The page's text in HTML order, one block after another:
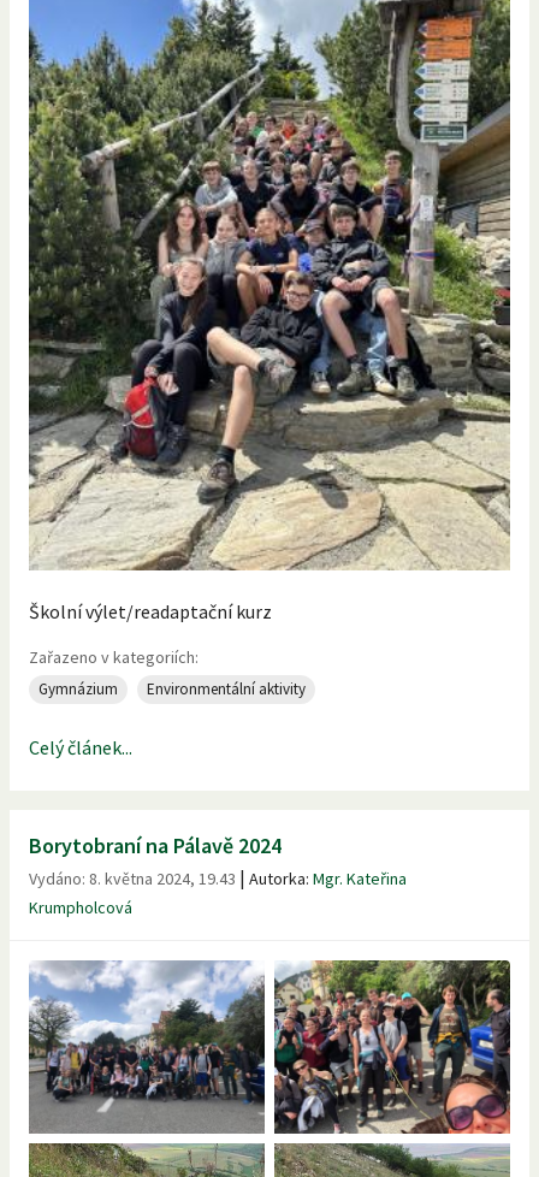
Školní výlet/readaptační kurz
Zařazeno v kategoriích:
Gymnázium Environmentální aktivity
Celý článek...
Borytobraní na Pálavě 2024
Vydáno: 8. května 2024, 19.43 | Autorka: Mgr. Kateřina
Krumpholcová